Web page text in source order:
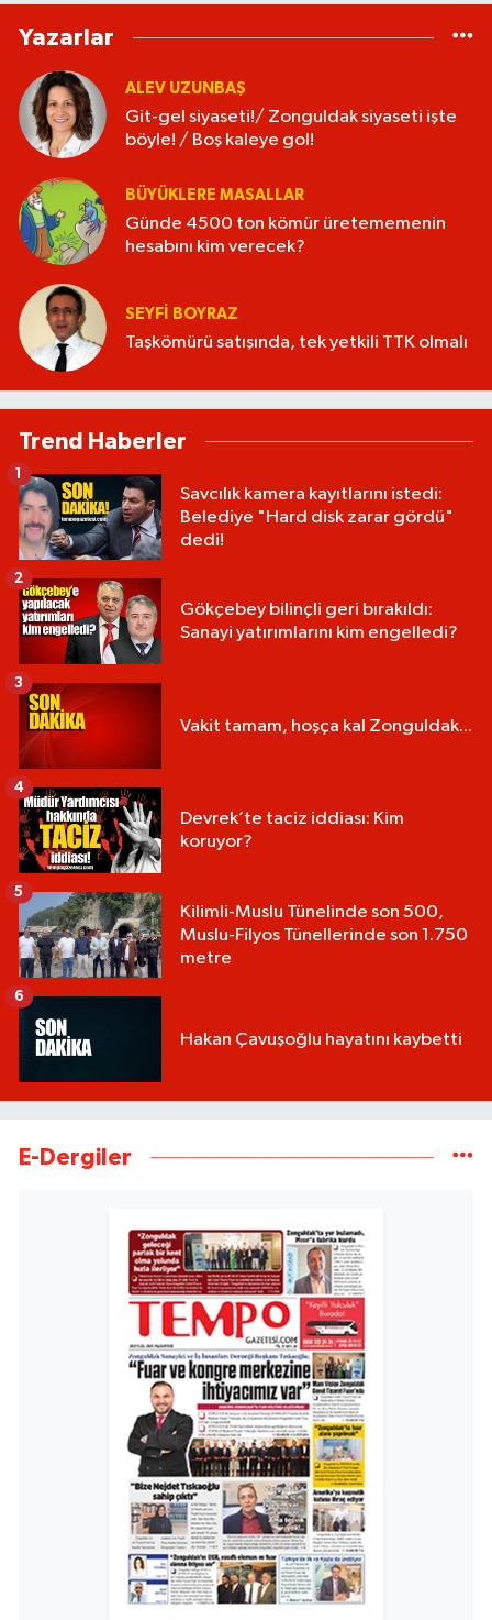
Yazarlar
ALEV UZUNBAŞ
Git-gel siyaseti!/ Zonguldak siyaseti işte
böyle! / Boş kaleye gol!
BÜYÜKLERE MASALLAR
Günde 4500 ton kömür üretememenin
hesabını kim verecek?
SEYFI BOYRAZ
Taşkömürü satışında, tek yetkili TTK olmalı
Trend Haberler
Savcılık kamera kayıtlarını istedi:
Belediye "Hard disk zarar gördü"
dedi!
1
Gökçebey bilinçli geri bırakıldı:
Sanayi yatırımlarını kim engelledi?
2
Vakit tamam, hoşça kal Zonguldak...
3
Devrek’te taciz iddiası: Kim
koruyor?
4
Kilimli-Muslu Tünelinde son 500,
Muslu-Filyos Tünellerinde son 1.750
metre
5
Hakan Çavuşoğlu hayatını kaybetti
6
E-Dergiler